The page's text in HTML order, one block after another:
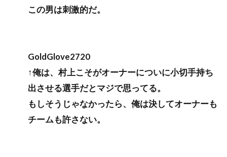
この男は刺激的だ。
GoldGlove2720
↑俺は、村上こそがオーナーについに小切手持ち
出させる選手だとマジで思ってる。
もしそうじゃなかったら、俺は決してオーナーも
チームも許さない。